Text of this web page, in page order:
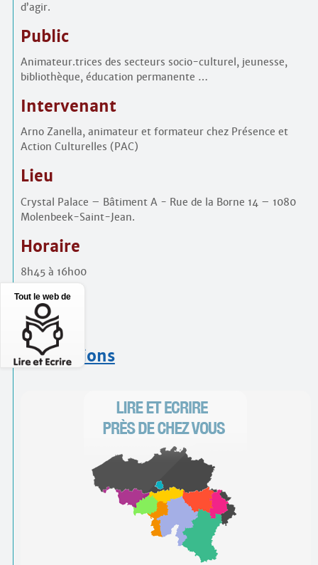
d’agir.
Public
Animateur.trices des secteurs socio-culturel, jeunesse,
bibliothèque, éducation permanente …
Intervenant
Arno Zanella, animateur et formateur chez Présence et
Action Culturelles (PAC)
Lieu
Crystal Palace – Bâtiment A - Rue de la Borne 14 – 1080
Molenbeek-Saint-Jean.
Horaire
8h45 à 16h00
Prix
50€
Inscriptions
Tout le web de